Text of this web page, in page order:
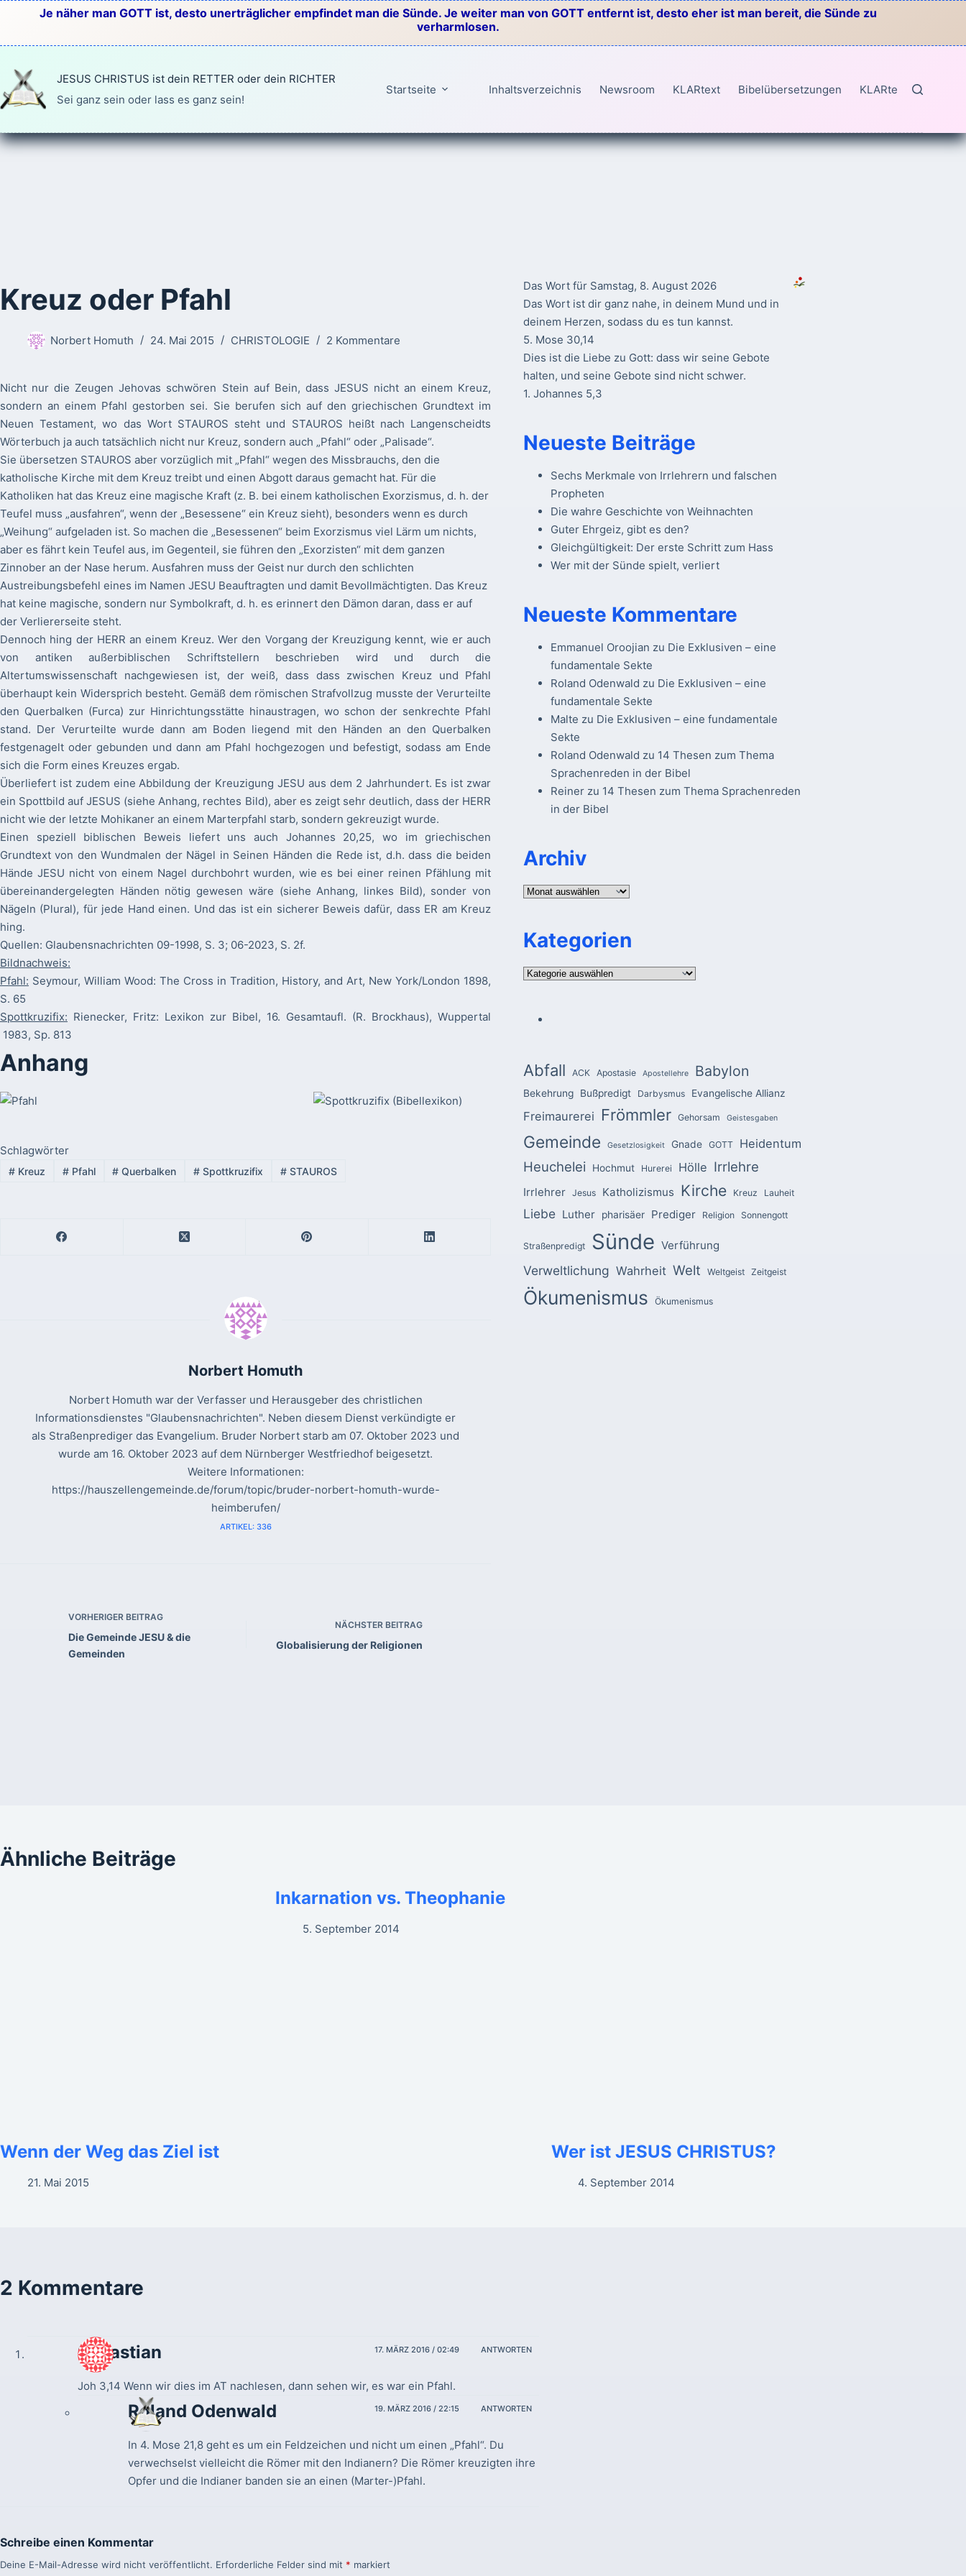
springen
Je näher man GOTT ist, desto unerträglicher empfindet man die Sünde. Je weiter man von GOTT entfernt ist, desto eher ist man bereit, die Sünde zu
verharmlosen.
JESUS CHRISTUS ist dein RETTER oder dein RICHTER
Sei ganz sein oder lass es ganz sein!
Startseite Inhaltsverzeichnis Newsroom KLARtext Bibelübersetzungen KLARtext
Kreuz oder Pfahl
Norbert Homuth 24. Mai 2015 CHRISTOLOGIE 2 Kommentare
Nicht nur die Zeugen Jehovas schwören Stein auf Bein, dass JESUS nicht an einem Kreuz,
sondern an einem Pfahl gestorben sei. Sie berufen sich auf den griechischen Grundtext im
Neuen Testament, wo das Wort STAUROS steht und STAUROS heißt nach Langenscheidts
Wörterbuch ja auch tatsächlich nicht nur Kreuz, sondern auch „Pfahl“ oder „Palisade“.
Sie übersetzen STAUROS aber vorzüglich mit „Pfahl“ wegen des Missbrauchs, den die
katholische Kirche mit dem Kreuz treibt und einen Abgott daraus gemacht hat. Für die
Katholiken hat das Kreuz eine magische Kraft (z. B. bei einem katholischen Exorzismus, d. h. der
Teufel muss „ausfahren“, wenn der „Besessene“ ein Kreuz sieht), besonders wenn es durch
„Weihung“ aufgeladen ist. So machen die „Besessenen“ beim Exorzismus viel Lärm um nichts,
aber es fährt kein Teufel aus, im Gegenteil, sie führen den „Exorzisten“ mit dem ganzen
Zinnober an der Nase herum. Ausfahren muss der Geist nur durch den schlichten
Austreibungsbefehl eines im Namen JESU Beauftragten und damit Bevollmächtigten. Das Kreuz
hat keine magische, sondern nur Symbolkraft, d. h. es erinnert den Dämon daran, dass er auf
der Verliererseite steht.
Dennoch hing der HERR an einem Kreuz. Wer den Vorgang der Kreuzigung kennt, wie er auch
von antiken außerbiblischen Schriftstellern beschrieben wird und durch die
Altertumswissenschaft nachgewiesen ist, der weiß, dass dass zwischen Kreuz und Pfahl
überhaupt kein Widersprich besteht. Gemäß dem römischen Strafvollzug musste der Verurteilte
den Querbalken (Furca) zur Hinrichtungsstätte hinaustragen, wo schon der senkrechte Pfahl
stand. Der Verurteilte wurde dann am Boden liegend mit den Händen an den Querbalken
festgenagelt oder gebunden und dann am Pfahl hochgezogen und befestigt, sodass am Ende
sich die Form eines Kreuzes ergab.
Überliefert ist zudem eine Abbildung der Kreuzigung JESU aus dem 2 Jahrhundert. Es ist zwar
ein Spottbild auf JESUS (siehe Anhang, rechtes Bild), aber es zeigt sehr deutlich, dass der HERR
nicht wie der letzte Mohikaner an einem Marterpfahl starb, sondern gekreuzigt wurde.
Einen speziell biblischen Beweis liefert uns auch Johannes 20,25, wo im griechischen
Grundtext von den Wundmalen der Nägel in Seinen Händen die Rede ist, d.h. dass die beiden
Hände JESU nicht von einem Nagel durchbohrt wurden, wie es bei einer reinen Pfählung mit
übereinandergelegten Händen nötig gewesen wäre (siehe Anhang, linkes Bild), sonder von
Nägeln (Plural), für jede Hand einen. Und das ist ein sicherer Beweis dafür, dass ER am Kreuz
hing.
Quellen: Glaubensnachrichten 09-1998, S. 3; 06-2023, S. 2f.
Bildnachweis:
Pfahl: Seymour, William Wood: The Cross in Tradition, History, and Art, New York/London 1898,
S. 65
Spottkruzifix: Rienecker, Fritz: Lexikon zur Bibel, 16. Gesamtaufl. (R. Brockhaus), Wuppertal
1983, Sp. 813
Anhang
Schlagwörter
#Kreuz #Pfahl # Querbalken # Spottkruzifix # STAUROS
Norbert Homuth
Norbert Homuth war der Verfasser und Herausgeber des christlichen
Informationsdienstes "Glaubensnachrichten". Neben diesem Dienst verkündigte er
als Straßenprediger das Evangelium. Bruder Norbert starb am 07. Oktober 2023 und
wurde am 16. Oktober 2023 auf dem Nürnberger Westfriedhof beigesetzt.
Weitere Informationen:
https://hauszellengemeinde.de/forum/topic/bruder-norbert-homuth-wurde-
heimberufen/
ARTIKEL: 336
VORHERIGER BEITRAG
Die Gemeinde JESU & die
Gemeinden
NÄCHSTER BEITRAG
Globalisierung der Religionen
Das Wort für Samstag, 8. August 2026
Das Wort ist dir ganz nahe, in deinem Mund und in
deinem Herzen, sodass du es tun kannst.
5. Mose 30,14
Dies ist die Liebe zu Gott: dass wir seine Gebote
halten, und seine Gebote sind nicht schwer.
1. Johannes 5,3
Neueste Beiträge
Sechs Merkmale von Irrlehrern und falschen
Propheten
Die wahre Geschichte von Weihnachten
Guter Ehrgeiz, gibt es den?
Gleichgültigkeit: Der erste Schritt zum Hass
Wer mit der Sünde spielt, verliert
Neueste Kommentare
Emmanuel Oroojian zu Die Exklusiven – eine
fundamentale Sekte
Roland Odenwald zu Die Exklusiven – eine
fundamentale Sekte
Malte zu Die Exklusiven – eine fundamentale
Sekte
Roland Odenwald zu 14 Thesen zum Thema
Sprachenreden in der Bibel
Reinerzu 14 Thesen zum Thema Sprachenreden
in der Bibel
Archiv
Archiv
Kategorien
Kategorien
Abfall ACK Apostasie Apostellehre Babylon
Bekehrung Bußpredigt Darbysmus Evangelische Allianz
Freimaurerei Frömmler Gehorsam Geistesgaben
Gemeinde Gesetzlosigkeit Gnade GOTT Heidentum
Heuchelei Hochmut Hurerei Hölle Irrlehre
Irrlehrer Jesus Katholizismus Kirche Kreuz Lauheit
Liebe Luther pharisäer Prediger Religion Sonnengott
Straßenpredigt Sünde Verführung
Verweltlichung Wahrheit Welt Weltgeist Zeitgeist
Ökumenismus Ökumenismus
Ähnliche Beiträge
Wenn der Weg das Ziel ist
21. Mai 2015
Inkarnation vs. Theophanie
5. September 2014
Wer ist JESUS CHRISTUS?
4. September 2014
2 Kommentare
Sebastian 17. MÄRZ 2016 / 02:49 ANTWORTEN
Joh 3,14 Wenn wir dies im AT nachlesen, dann sehen wir, es war ein Pfahl.
Roland Odenwald 19. MÄRZ 2016 / 22:15 ANTWORTEN
In 4. Mose 21,8 geht es um ein Feldzeichen und nicht um einen „Pfahl“. Du
verwechselst vielleicht die Römer mit den Indianern? Die Römer kreuzigten ihre
Opfer und die Indianer banden sie an einen (Marter-)Pfahl.
Schreibe einen Kommentar
Deine E-Mail-Adresse wird nicht veröffentlicht. Erforderliche Felder sind mit * markiert